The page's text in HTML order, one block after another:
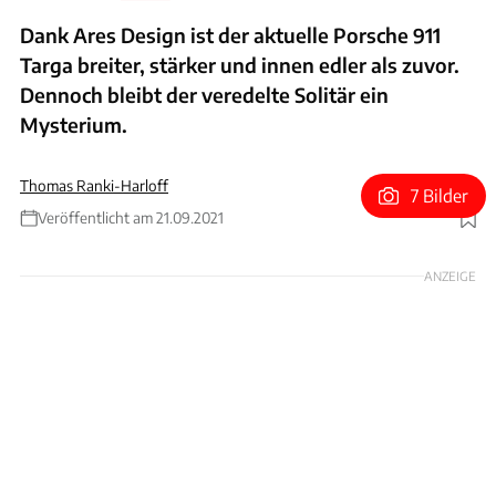
Dank Ares Design ist der aktuelle Porsche 911
Targa breiter, stärker und innen edler als zuvor.
Dennoch bleibt der veredelte Solitär ein
Mysterium.
Thomas Ranki-Harloff
Veröffentlicht am 21.09.2021
Foto: Ares Design
7 Bilder
ANZEIGE